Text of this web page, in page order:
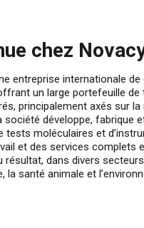
chez
entreprise internationale
un large portefeuille de
principalement axés sur la
société développe, fabrique
tests moléculaires et
et des services complets
résultat, dans divers
la santé animale et